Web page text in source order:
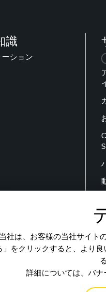
識
ション
当社は、お客様の当社サイト
」をクリックすると、より
詳細については、バナ